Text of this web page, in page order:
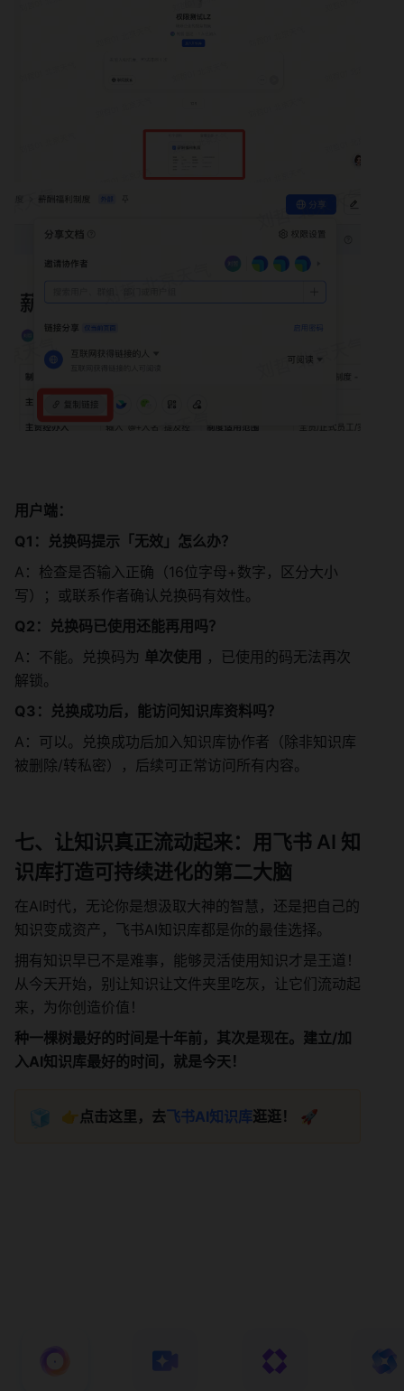
用户端：
Q1：兑换码提示「无效」怎么办？
A：检查是否输入正确（16位字母+数字，区分大小
写）；或联系作者确认兑换码有效性。
Q2：兑换码已使用还能再用吗？
A：不能。兑换码为 单次使用 ，已使用的码无法再次
解锁。
Q3：兑换成功后，能访问知识库资料吗？
A：可以。兑换成功后加入知识库协作者（除非知识库
被删除/转私密），后续可正常访问所有内容。
七、让知识真正流动起来：用飞书 AI 知
识库打造可持续进化的第二大脑
在AI时代，无论你是想汲取大神的智慧，还是把自己的
知识变成资产，飞书AI知识库都是你的最佳选择。
拥有知识早已不是难事，能够灵活使用知识才是王道！
从今天开始，别让知识让文件夹里吃灰，让它们流动起
来，为你创造价值！
种一棵树最好的时间是十年前，其次是现在。建立/加
入AI知识库最好的时间，就是今天！
🧊 👉点击这里，去飞书AI知识库逛逛！ 🚀